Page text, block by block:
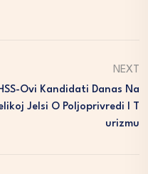
NEXT
Ovi Kandidati Danas Na
Jelsi O Poljoprivredi I T
Urizmu